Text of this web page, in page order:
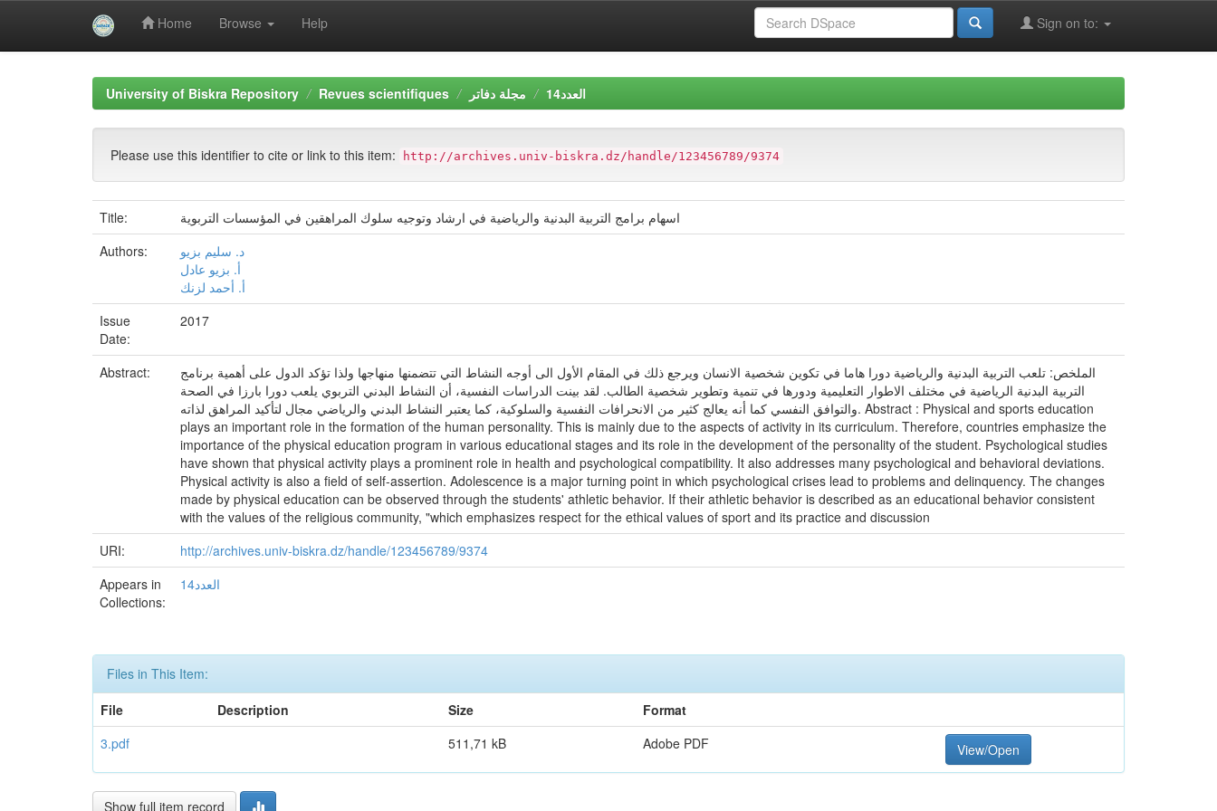
Home Browse Help Sign on to:
University of Biskra Repository Revues scientifiques مجلة دفاتر العدد14
Please use this identifier to cite or link to this item: http://archives.univ-biskra.dz/handle/123456789/9374
Title:
اسهام برامج التربية البدنية والرياضية في ارشاد وتوجيه سلوك المراهقين في المؤسسات التربوية
Authors:
د. سليم بزيو
أ. بزيو عادل
أ. أحمد لزنك
Issue
Date:
2017
Abstract:
الملخص: تلعب التربية البدنية والرياضية دورا هاما في تكوين شخصية الانسان ويرجع ذلك في المقام الأول الى أوجه النشاط التي تتضمنها منهاجها ولذا تؤكد الدول على أهمية برنامج
التربية البدنية الرياضية في مختلف الاطوار التعليمية ودورها في تنمية وتطوير شخصية الطالب. لقد بينت الدراسات النفسية، أن النشاط البدني التربوي يلعب دورا بارزا في الصحة
والتوافق النفسي كما أنه يعالج كثير من الانحرافات النفسية والسلوكية، كما يعتبر النشاط البدني والرياضي مجال لتأكيد المراهق لذاته. Abstract : Physical and sports education
plays an important role in the formation of the human personality. This is mainly due to the aspects of activity in its curriculum. Therefore, countries emphasize the
importance of the physical education program in various educational stages and its role in the development of the personality of the student. Psychological studies
have shown that physical activity plays a prominent role in health and psychological compatibility. It also addresses many psychological and behavioral deviations.
Physical activity is also a field of self-assertion. Adolescence is a major turning point in which psychological crises lead to problems and delinquency. The changes
made by physical education can be observed through the students' athletic behavior. If their athletic behavior is described as an educational behavior consistent
with the values of the religious community, "which emphasizes respect for the ethical values of sport and its practice and discussion
URI:
http://archives.univ-biskra.dz/handle/123456789/9374
Appears in
Collections:
العدد14
Files in This Item:
File
Description Size
Format
3.pdf
511,71 kB Adobe PDF View/Open
Show full item record